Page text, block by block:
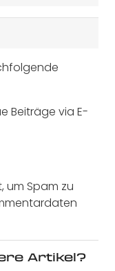
Beiträge via E-
um Spam zu
Artikel?